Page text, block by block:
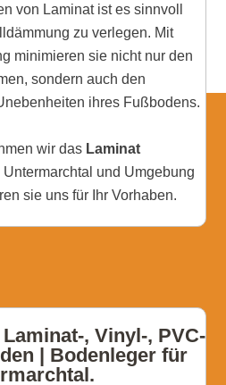
von Laminat ist es sinnvoll
zu verlegen. Mit
minimieren sie nicht nur den
sondern auch den
ihres Fußbodens.
wir das Laminat
und Umgebung
sie uns für Ihr Vorhaben.
, Vinyl-, PVC-
| Bodenleger für